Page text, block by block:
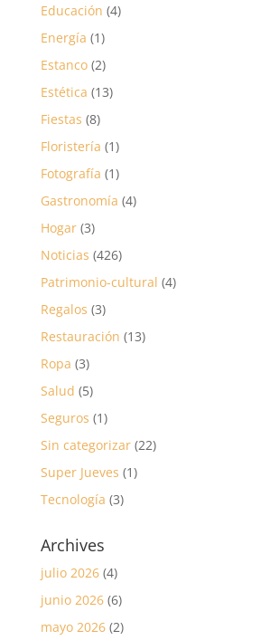
Educación (4)
Energía (1)
Estanco(2)
Estética (13)
Fiestas (8)
Floristería (1)
Fotografía (1)
Gastronomía (4)
Hogar(3)
Noticias (426)
Patrimonio-cultural (4)
Regalos (3)
Restauración (13)
Ropa (3)
Salud (5)
Seguros (1)
Sin categorizar(22)
Super Jueves (1)
Tecnología (3)
Archives
julio 2026(4)
junio 2026(6)
mayo 2026(2)